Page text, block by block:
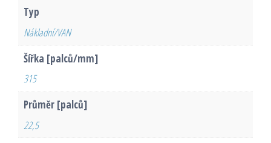
Typ
Nákladní/VAN
Šířka [palců/mm]
315
Průměr [palců]
22,5